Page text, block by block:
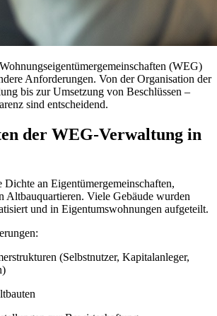
(WEG)
Anforderungen. Von der Organisation der
bis zur Umsetzung von Beschlüssen –
sind entscheidend.
der WEG-Verwaltung in
an Eigentümergemeinschaften,
Altbauquartieren. Viele Gebäude wurden
und in Eigentumswohnungen aufgeteilt.
(Selbstnutzer, Kapitalanleger,